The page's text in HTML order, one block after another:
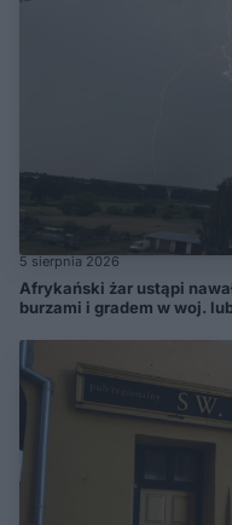
5 sierpnia 2026
Afrykański żar ustąpi
burzami i gradem w woj.